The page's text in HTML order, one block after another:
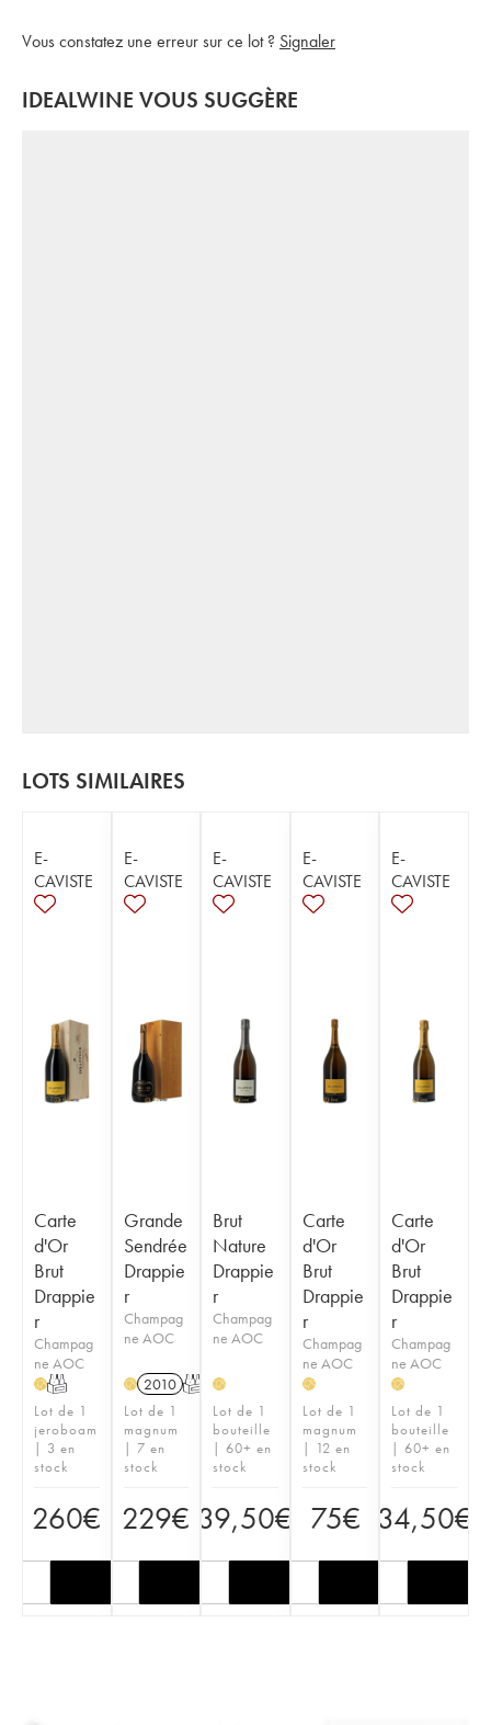
Vous constatez une erreur sur ce lot ? Signaler
IDEALWINE VOUS SUGGÈRE
LOTS SIMILAIRES
E-
CAVISTE
Carte
d'Or
Brut
Drappie
r
Champag
ne AOC
HT
Lot de 1
jeroboam
| 3 en
stock
260€
E-
CAVISTE
Grande
Sendrée
Drappie
r
Champag
ne AOC
H 2010 T
Lot de 1
magnum
| 7 en
stock
229€
E-
CAVISTE
Brut
Nature
Drappie
r
Champag
ne AOC
H
Lot de 1
bouteille
| 60+ en
stock
39,50€
E-
CAVISTE
Carte
d'Or
Brut
Drappie
r
Champag
ne AOC
H
Lot de 1
magnum
| 12 en
stock
75€
E-
CAVISTE
Carte
d'Or
Brut
Drappie
r
Champag
ne AOC
H
Lot de 1
bouteille
| 60+ en
stock
34,50€